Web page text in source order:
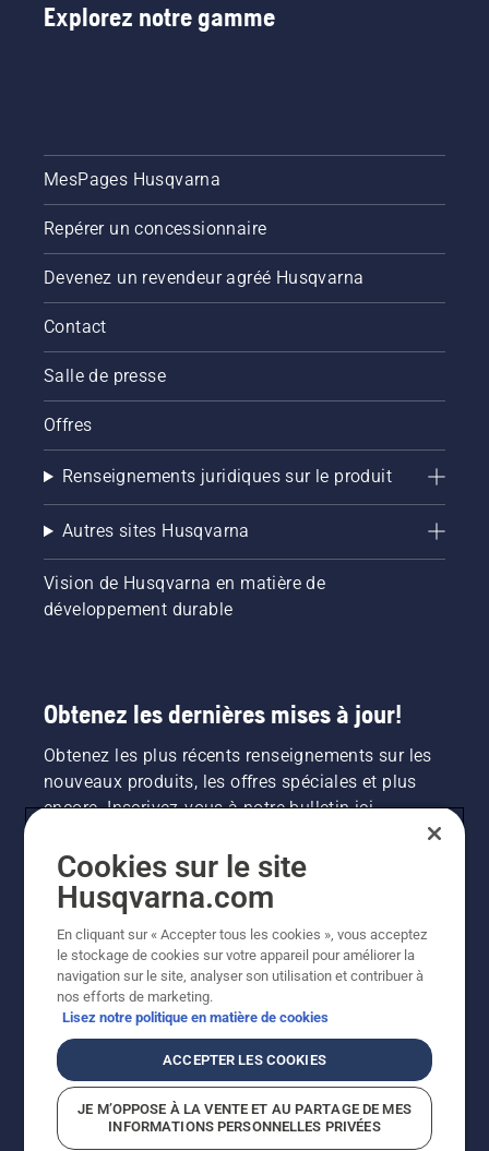
Explorez notre gamme
MesPages Husqvarna
Repérer un concessionnaire
Devenez un revendeur agréé Husqvarna
Contact
Salle de presse
Offres
Renseignements juridiques sur le produit
Autres sites Husqvarna
Vision de Husqvarna en matière de
développement durable
Obtenez les dernières mises à jour!
Obtenez les plus récents renseignements sur les
nouveaux produits, les offres spéciales et plus
encore. Inscrivez-vous à notre bulletin ici.
INSCRIPTION À LA NEWSLETTER
l'amélioration continue, le produit peut légèrement
varier par rapport aux images, mais la fonctionnalité de
Cookies sur le site
Husqvarna.com
En cliquant sur « Accepter tous les cookies », vous acceptez
le stockage de cookies sur votre appareil pour améliorer la
navigation sur le site, analyser son utilisation et contribuer à
nos efforts de marketing.
Lisez notre politique en matière de cookies
ACCEPTER LES COOKIES
JE M’OPPOSE À LA VENTE ET AU PARTAGE DE MES
INFORMATIONS PERSONNELLES PRIVÉES